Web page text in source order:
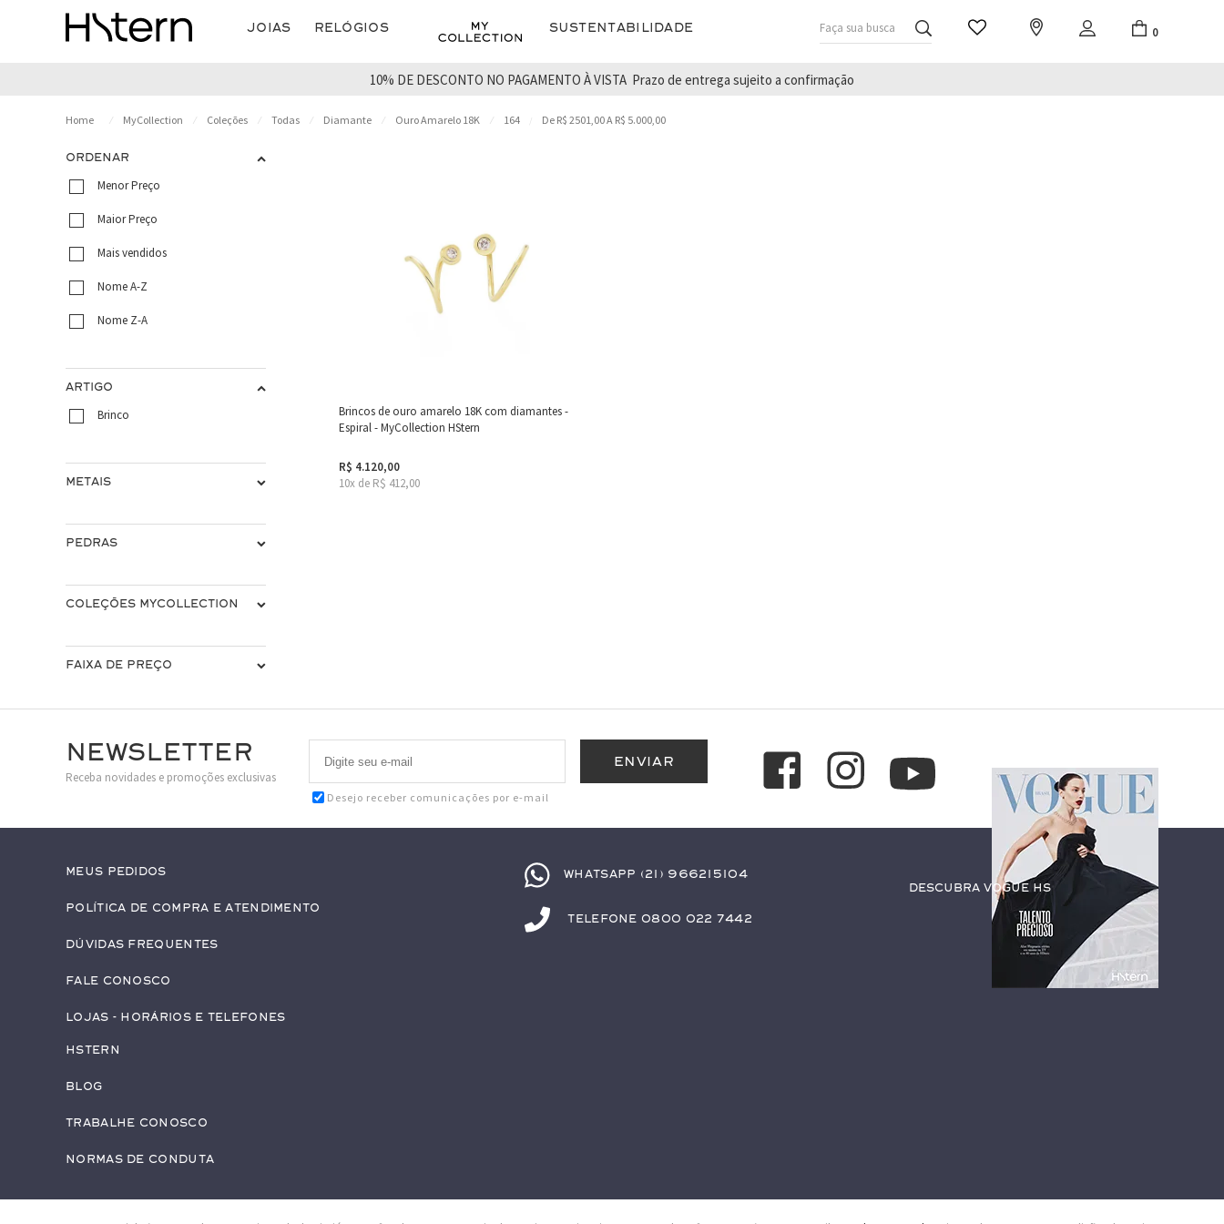
Joias Relógios Sustentabilidade Faça sua busca 0
10% DE DESCONTO NO PAGAMENTO À VISTA Prazo de entrega sujeito a confirmação
MyCollection Coleções Todas Diamante Ouro Amarelo 18K 164 De R$ 2501,00 A R$ 5.000,00
ORDENAR
Menor Preço
Maior Preço
Mais vendidos
Nome A-Z
Nome Z-A
ARTIGO
Brinco
METAIS
PEDRAS
COLEÇÕES MYCOLLECTION
FAIXA DE PREÇO
Brincos de ouro amarelo 18K com diamantes -
Espiral - MyCollection HStern
R$ 4.120,00
10x de R$ 412,00
Newsletter
Receba novidades e promoções exclusivas
Desejo receber comunicações por e-mail
Meus pedidos
Política de Compra e Atendimento
Dúvidas Frequentes
Fale conosco
Lojas - Horários e Telefones
HStern
Blog
Trabalhe conosco
Normas de Conduta
Whatsapp (21) 966215104
Telefone 0800 022 7442
Descubra Vogue HS